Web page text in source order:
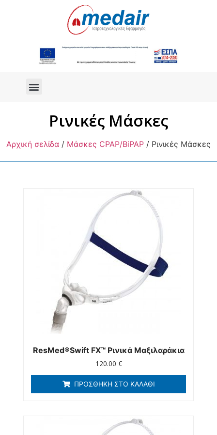
Ρινικές Μάσκες
Αρχική σελίδα / Μάσκες CPAP/BiPAP / Ρινικές Μάσκες
ResMed®Swift FX™ Ρινικά Μαξιλαράκια
120.00 €
ΠΡΟΣΘΉΚΗ ΣΤΟ ΚΑΛΆΘΙ